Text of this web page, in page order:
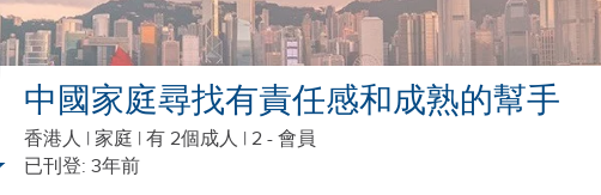
中國家庭尋找有責任感和成熟的幫手
香港人 | 家庭 | 有 2個成人 | 2 - 會員
已刊登: 3年前